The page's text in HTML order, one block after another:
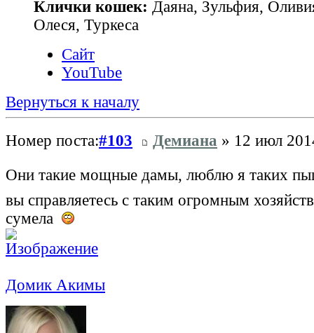
Клички кошек: Даяна, Зульфия,
Олеся, Туркеса
Сайт
YouTube
Вернуться к началу
Номер поста:#103 Демиана » 12 июл
Они такие мощные дамы, люблю я таких
вы справляетесь с таким огромным
сумела
Домик Акимы